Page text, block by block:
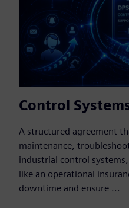
Control
A structured agreement
maintenance,
industrial control systems,
like an operational
downtime and ensure ...